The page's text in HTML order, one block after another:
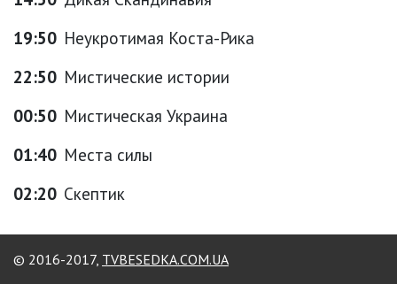
19:50 Неукротимая Коста-Рика
22:50 Мистические истории
00:50 Мистическая Украина
01:40 Места силы
02:20 Скептик
© 2016-2017, TVBESEDKA.COM.UA